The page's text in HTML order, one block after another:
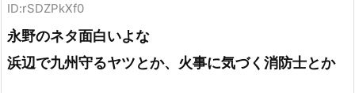
ID:rSDZPkXf0
永野のネタ面白いよな
浜辺で九州守るヤツとか、火事に気づく消防士とか